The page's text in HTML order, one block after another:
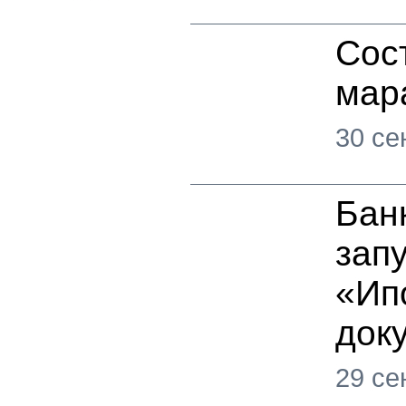
30
29